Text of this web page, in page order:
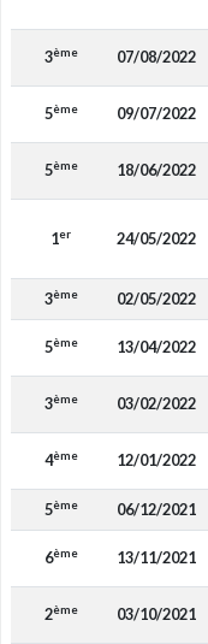
3ème 07/08/2022
5ème 09/07/2022
5ème 18/06/2022
1er 24/05/2022
3ème 02/05/2022
5ème 13/04/2022
3ème 03/02/2022
4ème 12/01/2022
5ème 06/12/2021
6ème 13/11/2021
2ème 03/10/2021